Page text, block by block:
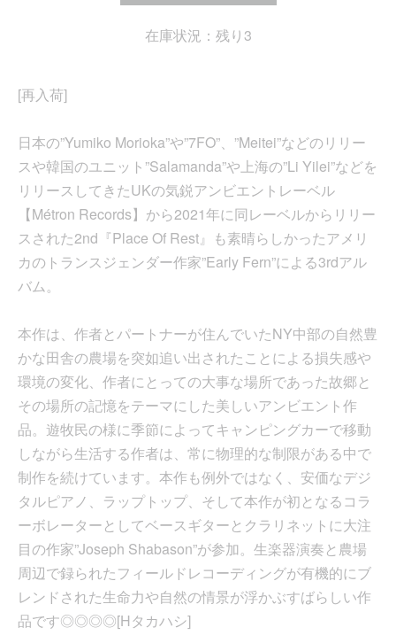
在庫状況：残り3
[再入荷]
日本の”Yumiko Morioka”や”7FO”、”Meitei”などのリリー
スや韓国のユニット”Salamanda”や上海の”Li Yilei”などを
リリースしてきたUKの気鋭アンビエントレーベル
【Métron Records】から2021年に同レーベルからリリー
スされた2nd『Place Of Rest』も素晴らしかったアメリ
カのトランスジェンダー作家”Early Fern”による3rdアル
バム。
本作は、作者とパートナーが住んでいたNY中部の自然豊
かな田舎の農場を突如追い出されたことによる損失感や
環境の変化、作者にとっての大事な場所であった故郷と
その場所の記憶をテーマにした美しいアンビエント作
品。遊牧民の様に季節によってキャンピングカーで移動
しながら生活する作者は、常に物理的な制限がある中で
制作を続けています。本作も例外ではなく、安価なデジ
タルピアノ、ラップトップ、そして本作が初となるコラ
ーボレーターとしてベースギターとクラリネットに大注
目の作家”Joseph Shabason”が参加。生楽器演奏と農場
周辺で録られたフィールドレコーディングが有機的にブ
レンドされた生命力や自然の情景が浮かぶすばらしい作
品です◎◎◎◎[Hタカハシ]